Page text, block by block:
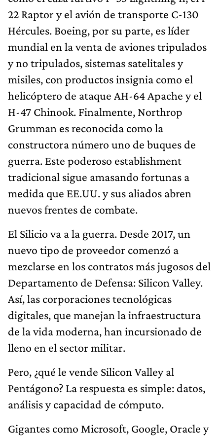
22 Raptor y el avión de transporte C-130
Hércules. Boeing, por su parte, es líder
mundial en la venta de aviones tripulados
y no tripulados, sistemas satelitales y
misiles, con productos insignia como el
helicóptero de ataque AH-64 Apache y el
H-47 Chinook. Finalmente, Northrop
Grumman es reconocida como la
constructora número uno de buques de
guerra. Este poderoso establishment
tradicional sigue amasando fortunas a
medida que EE.UU. y sus aliados abren
nuevos frentes de combate.
El Silicio va a la guerra. Desde 2017, un
nuevo tipo de proveedor comenzó a
mezclarse en los contratos más jugosos del
Departamento de Defensa: Silicon Valley.
Así, las corporaciones tecnológicas
digitales, que manejan la infraestructura
de la vida moderna, han incursionado de
lleno en el sector militar.
Pero, ¿qué le vende Silicon Valley al
Pentágono? La respuesta es simple: datos,
análisis y capacidad de cómputo.
Gigantes como Microsoft, Google, Oracle y